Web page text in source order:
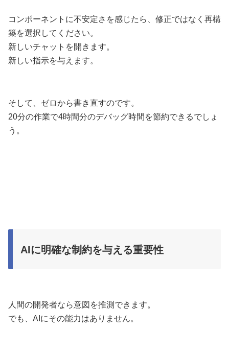
コンポーネントに不安定さを感じたら、修正ではなく再構
築を選択してください。
新しいチャットを開きます。
新しい指示を与えます。
そして、ゼロから書き直すのです。
20分の作業で4時間分のデバッグ時間を節約できるでしょ
う。
AIに明確な制約を与える重要性
人間の開発者なら意図を推測できます。
でも、AIにその能力はありません。